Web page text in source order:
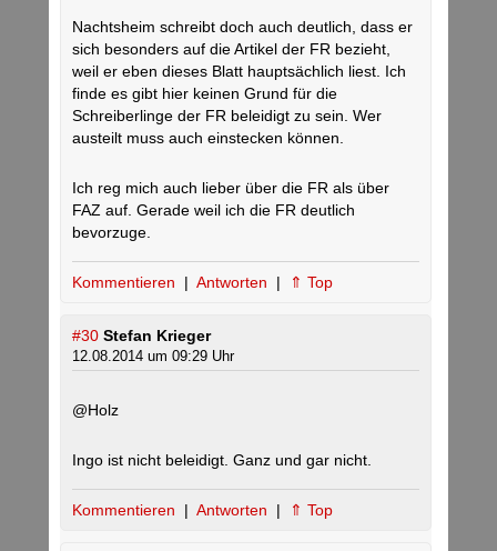
Nachtsheim schreibt doch auch deutlich, dass er
sich besonders auf die Artikel der FR bezieht,
weil er eben dieses Blatt hauptsächlich liest. Ich
finde es gibt hier keinen Grund für die
Schreiberlinge der FR beleidigt zu sein. Wer
austeilt muss auch einstecken können.
Ich reg mich auch lieber über die FR als über
FAZ auf. Gerade weil ich die FR deutlich
bevorzuge.
Kommentieren | Antworten | ⇑ Top
#30 Stefan Krieger
12.08.2014 um 09:29 Uhr
@Holz
Ingo ist nicht beleidigt. Ganz und gar nicht.
Kommentieren | Antworten | ⇑ Top